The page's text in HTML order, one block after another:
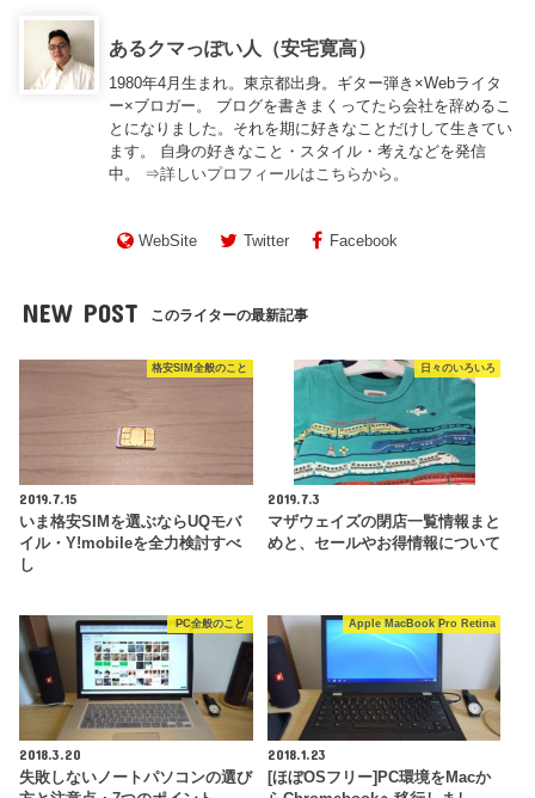
あるクマっぽい人（安宅寛高）
1980年4月生まれ。東京都出身。ギター弾き×Webライタ
ー×ブロガー。 ブログを書きまくってたら会社を辞めるこ
とになりました。それを期に好きなことだけして生きてい
ます。 自身の好きなこと・スタイル・考えなどを発信
中。 ⇒詳しいプロフィールはこちらから。
WebSite Twitter Facebook
NEW POST このライターの最新記事
格安SIM全般のこと
2019.7.15
いま格安SIMを選ぶならUQモバ
イル・Y!mobileを全力検討すべ
し
日々のいろいろ
2019.7.3
マザウェイズの閉店一覧情報まと
めと、セールやお得情報について
PC全般のこと
2018.3.20
失敗しないノートパソコンの選び
Apple MacBook Pro Retina
2018.1.23
[ほぼOSフリー]PC環境をMacか